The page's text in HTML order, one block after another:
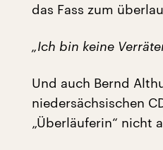
das Fass zum
„Ich bin keine
Und auch Bernd
niedersächsischen
„Überläuferin“ nicht